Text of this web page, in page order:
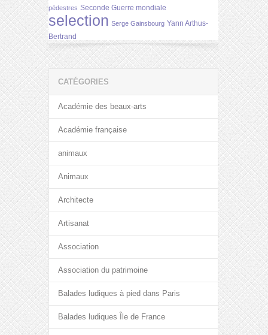
pédestres Seconde Guerre mondiale
selection Serge Gainsbourg Yann Arthus-
Bertrand
CATÉGORIES
Académie des beaux-arts
Académie française
animaux
Animaux
Architecte
Artisanat
Association
Association du patrimoine
Balades ludiques à pied dans Paris
Balades ludiques Île de France